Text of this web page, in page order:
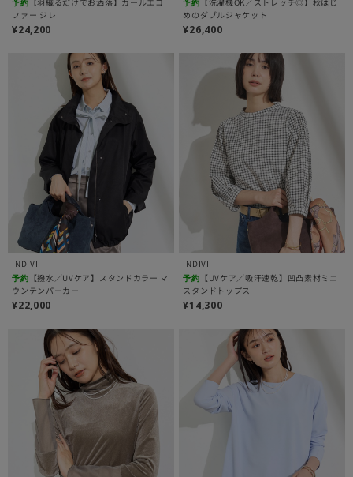
予約
ファー ジレ
¥24,200
予約
めのダブルジャケット
¥26,400
INDIVI
予約 【撥水／UVケア】スタンドカラー マ
ウンテンパーカー
¥22,000
INDIVI
予約 【UVケア／吸汗速乾】凹凸素材ミニ
スタンドトップス
¥14,300